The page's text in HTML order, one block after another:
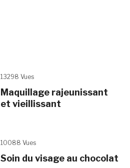
13298 Vues
Maquillage rajeunissant
et vieillissant
10088 Vues
Soin du visage au chocolat